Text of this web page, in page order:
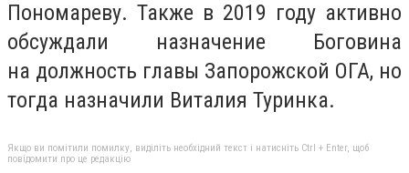
Пономареву. Также в 2019 году активно
обсуждали назначение Боговина
на должность главы Запорожской ОГА, но
тогда назначили Виталия Туринка.
Якщо ви помітили помилку, виділіть необхідний текст і натисніть Ctrl + Enter, щоб
повідомити про це редакцію